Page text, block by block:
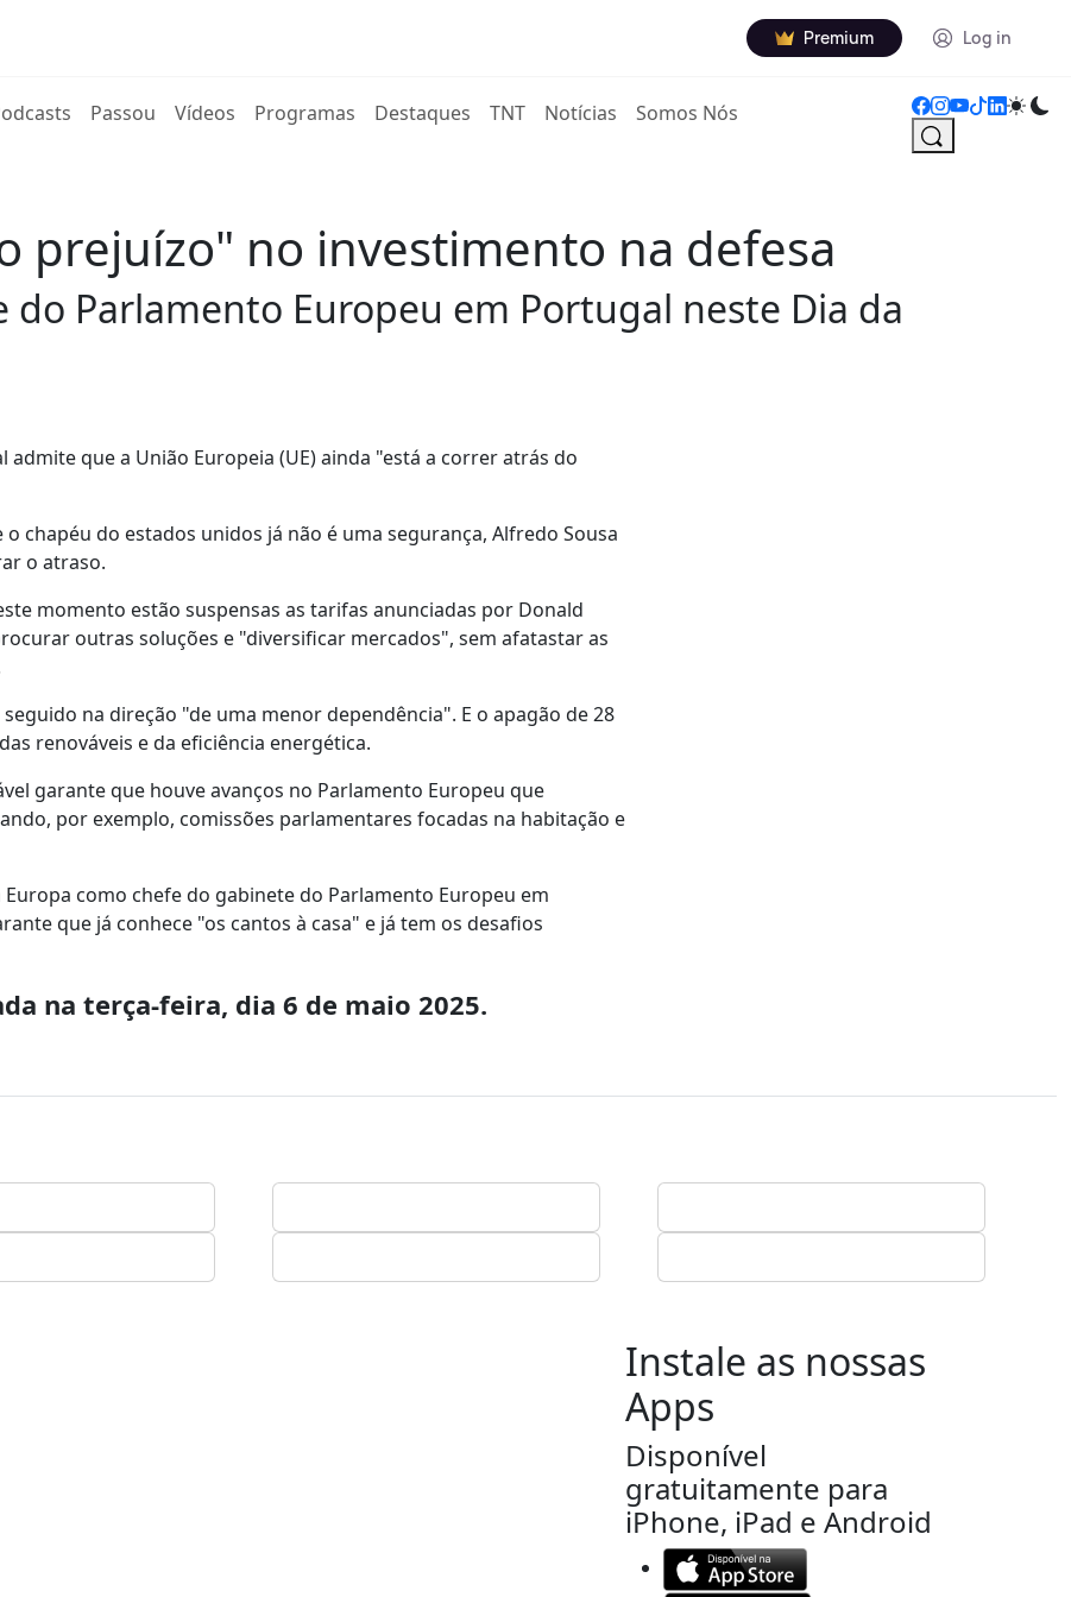
Premium Log in
Passou Vídeos Programas Destaques TNT Notícias Somos Nós
prejuízo" no investimento na defesa
do Parlamento Europeu em Portugal neste Dia da
que a União Europeia (UE) ainda "está a correr atrás do
chapéu do estados unidos já não é uma segurança, Alfredo Sousa
o atraso.
momento estão suspensas as tarifas anunciadas por Donald
outras soluções e "diversificar mercados", sem afatastar as
na direção "de uma menor dependência". E o apagão de 28
renováveis e da eficiência energética.
garante que houve avanços no Parlamento Europeu que
por exemplo, comissões parlamentares focadas na habitação e
como chefe do gabinete do Parlamento Europeu em
que já conhece "os cantos à casa" e já tem os desafios
na terça-feira, dia 6 de maio 2025.
Instale as nossas
Apps
Disponível
gratuitamente para
iPhone, iPad e Android